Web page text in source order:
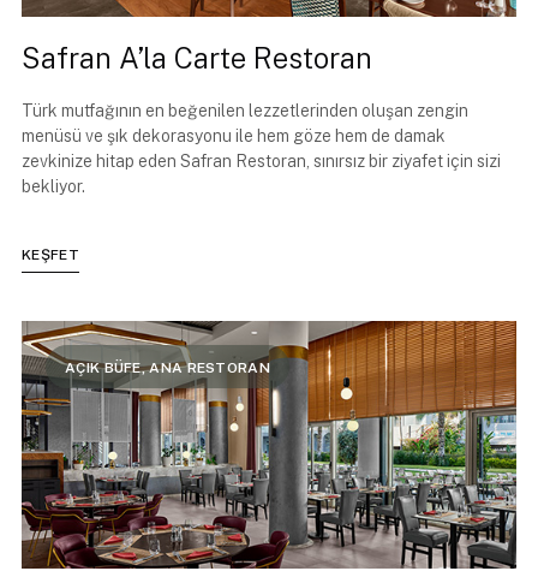
Safran A’la Carte Restoran
Türk mutfağının en beğenilen lezzetlerinden oluşan zengin
menüsü ve şık dekorasyonu ile hem göze hem de damak
zevkinize hitap eden Safran Restoran, sınırsız bir ziyafet için sizi
bekliyor.
KEŞFET
AÇIK BÜFE, ANA RESTORAN